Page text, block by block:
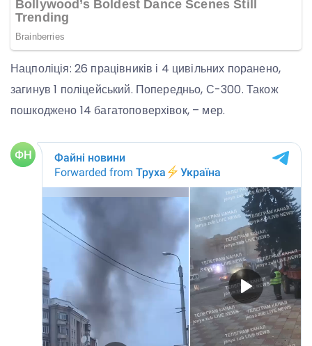
Нацполіція: 26 працівників і 4 цивільних поранено,
загинув 1 поліцейський. Попередньо, С-300. Також
пошкоджено 14 багатоповерхівок, – мер.